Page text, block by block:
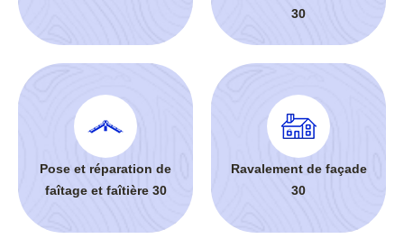
30
Pose et réparation de
faîtage et faîtière 30
Ravalement de façade
30